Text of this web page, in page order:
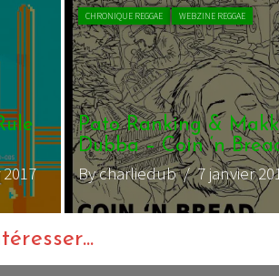
CHRONIQUE REGGAE WEBZINE REGGAE
Pato Ranking &
Dubba – Coin ‘n
By charliedub/ 7 janvier